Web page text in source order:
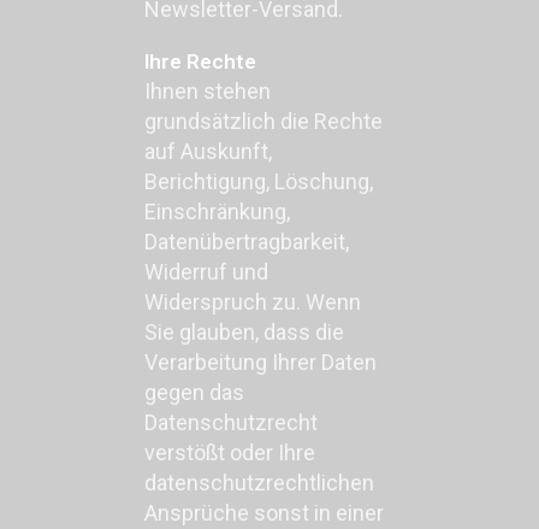
Newsletter-Versand.
Ihre Rechte
Ihnen stehen
grundsätzlich die Rechte
auf Auskunft,
Berichtigung, Löschung,
Einschränkung,
Datenübertragbarkeit,
Widerruf und
Widerspruch zu. Wenn
Sie glauben, dass die
Verarbeitung Ihrer Daten
gegen das
Datenschutzrecht
verstößt oder Ihre
datenschutzrechtlichen
Ansprüche sonst in einer